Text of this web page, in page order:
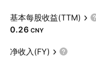
基本每股收益(TTM)
0.26 CNY
净收入(FY)